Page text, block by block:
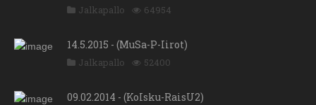
Jalkapallo 64954
14.5.2015 - (MuSa-P-Iirot)
Jalkapallo 52400
09.02.2014 - (KoIsku-RaisU2)